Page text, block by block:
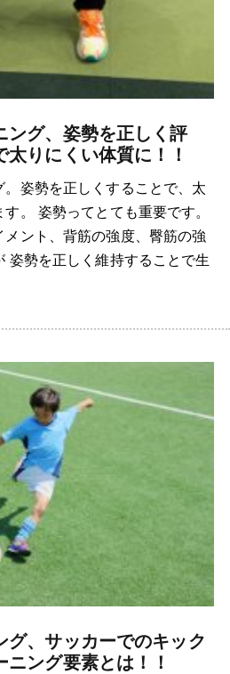
ング、姿勢を正しく評
りにくい体質に！！
。姿勢を正しくすることで、太
。 姿勢ってとても重要です。
ント、背筋の強度、臀筋の強
姿勢を正しく維持することで生
グ、サッカーでのキック
ング要素とは！！